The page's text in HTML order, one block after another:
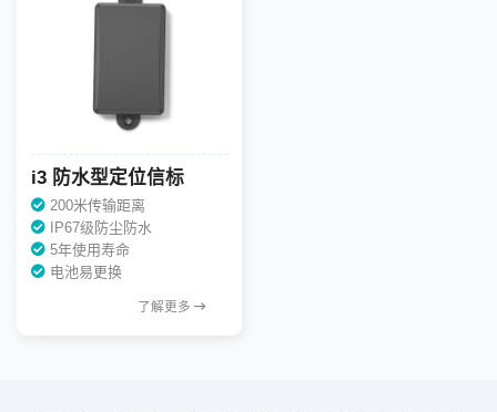
i3 防水型定位信标
200米传输距离
IP67级防尘防水
5年使用寿命
电池易更换
了解更多